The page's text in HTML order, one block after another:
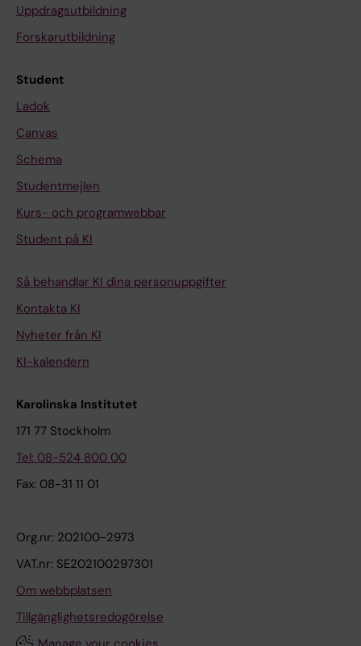
Uppdragsutbildning
Forskarutbildning
Student
Ladok
Canvas
Schema
Studentmejlen
Kurs- och programwebbar
Student på KI
Så behandlar KI dina personuppgifter
Kontakta KI
Nyheter från KI
KI-kalendern
Karolinska Institutet
171 77 Stockholm
Tel: 08-524 800 00
Fax: 08-31 11 01
Org.nr: 202100-2973
VAT.nr: SE202100297301
Om webbplatsen
Tillgänglighetsredogörelse